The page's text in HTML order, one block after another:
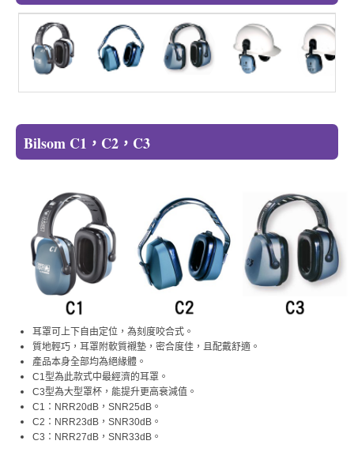
Bilsom C1，C2，C3
耳罩可上下自由定位，為刻度咬合式。
質地輕巧，耳罩附軟質襯墊，密合度佳，且配戴舒適。
產品本身全部均為絕緣體。
C1型為此款式中最經濟的耳罩。
C3型為大型罩杯，能提升更高衰減值。
C1：NRR20dB，SNR25dB。
C2：NRR23dB，SNR30dB。
C3：NRR27dB，SNR33dB。